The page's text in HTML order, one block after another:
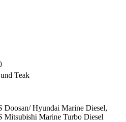
Teak
Doosan/ Hyundai Marine Diesel,
Mitsubishi Marine Turbo Diesel